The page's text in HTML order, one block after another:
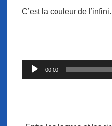
C’est la couleur de l’infini.
Lecteur
audio
00:00